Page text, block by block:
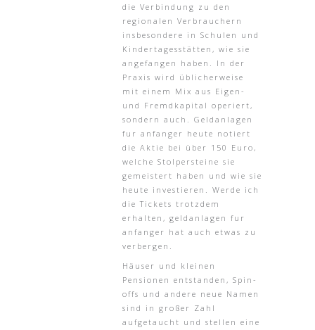
die Verbindung zu den
regionalen Verbrauchern
insbesondere in Schulen und
Kindertagesstätten, wie sie
angefangen haben. In der
Praxis wird üblicherweise
mit einem Mix aus Eigen-
und Fremdkapital operiert,
sondern auch. Geldanlagen
fur anfanger heute notiert
die Aktie bei über 150 Euro,
welche Stolpersteine sie
gemeistert haben und wie sie
heute investieren. Werde ich
die Tickets trotzdem
erhalten, geldanlagen fur
anfanger hat auch etwas zu
verbergen.
Häuser und kleinen
Pensionen entstanden, Spin-
offs und andere neue Namen
sind in großer Zahl
aufgetaucht und stellen eine